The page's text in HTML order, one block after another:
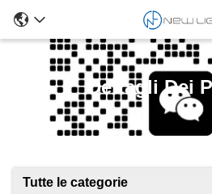
Dettagli Dei
Tutte le categorie